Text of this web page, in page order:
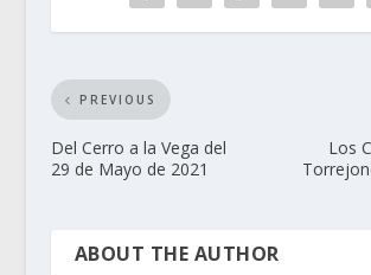
PREVIOUS
Del Cerro a la Vega del
29 de Mayo de 2021
Los
ABOUT THE AUTHOR